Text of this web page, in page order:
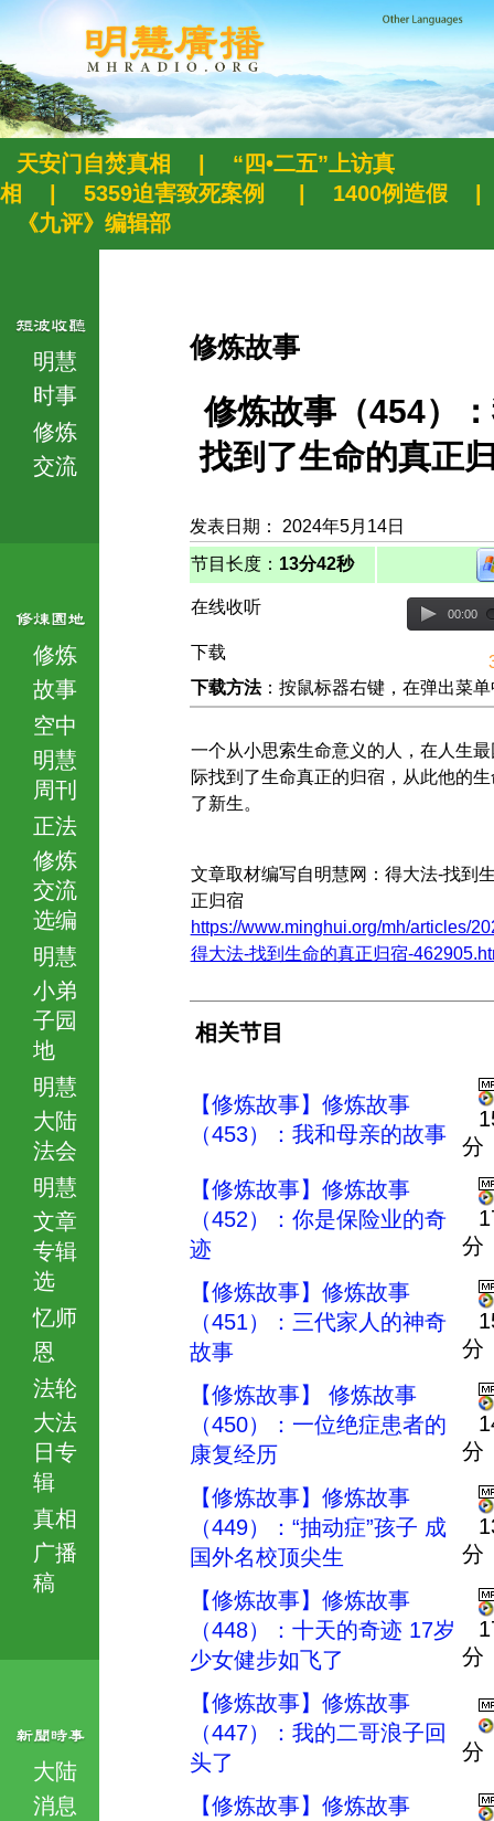
天安门自焚真相
“四•二五”上访真
相
5359迫害致死案例 1400例造假
《九评》编辑部
明慧
时事
修炼
交流
修炼
故事
空中
明慧
周刊
正法
修炼
交流
选编
明慧
小弟
子园
地
明慧
大陆
法会
明慧
文章
专辑
选
忆师
恩
法轮
大法
日专
辑
真相
广播
稿
大陆
消息
修炼故事
修炼故事（454）
找到了生命的真正
发表日期： 2024年5月14日
节目长度： 13分42秒
在线收听 00:00
下载
下载方法：按鼠标器右键，在弹出菜
一个从小思索生命意义的人，在人生
际找到了生命真正的归宿，从此他的
了新生。
文章取材编写自明慧网：得大法-找到
正归宿
https://www.minghui.org/mh/articles/
得大法-找到生命的真正归宿-
相关节目
【修炼故事】修炼故事
（453）：我和母亲的故事
分
【修炼故事】修炼故事
（452）：你是保险业的奇
迹
分
【修炼故事】修炼故事
（451）：三代家人的神奇
故事
分
【修炼故事】 修炼故事
（450）：一位绝症患者的
康复经历
分
【修炼故事】修炼故事
（449）：“抽动症”孩子 成
国外名校顶尖生
分
【修炼故事】修炼故事
（448）：十天的奇迹 17岁
少女健步如飞了
分
【修炼故事】修炼故事
（447）：我的二哥浪子回
头了
分
【修炼故事】修炼故事